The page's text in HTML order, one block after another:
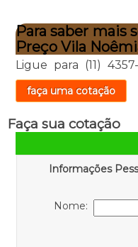
Para saber mais
Preço Vila
Ligue para (11)
faça uma cotação
Faça sua cotação
Informações
Nome: